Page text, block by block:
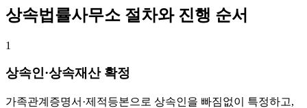
상속법률사무소 절차와 진행 순서
1
상속인·상속재산 확정
가족관계증명서·제적등본으로 상속인을 빠짐없이 특정하고,